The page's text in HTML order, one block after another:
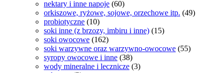
nektary i inne napoje (60)
orkiszowe, ryżowe, sojowe, orzechowe itp. (49)
probiotyczne (10)
soki inne (z brzozy, imbiru i inne) (15)
soki owocowe (162)
soki warzywne oraz warzywno-owocowe (55)
syropy owocowe i inne (38)
wody mineralne i lecznicze (3)